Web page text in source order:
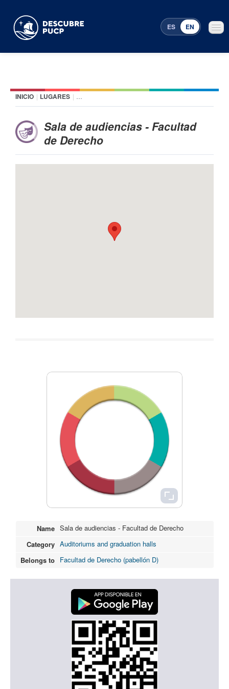
ES EN
Places
Featured events
Menu Programming
INICIO | LUGARES | SALA DE AUDIENCIAS - FACULTAD DE DERECHO
Sala de audiencias - Facultad
de Derecho
Name Sala de audiencias - Facultad de Derecho
Category Auditoriums and graduation halls
Belongs to Facultad de Derecho (pabellón D)